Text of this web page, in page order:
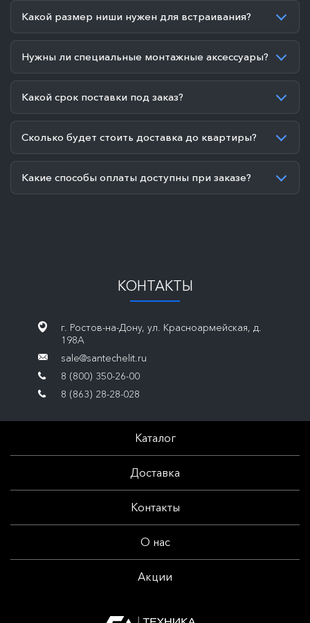
Какой размер ниши нужен для встраивания?
Нужны ли специальные монтажные аксессуары?
Какой срок поставки под заказ?
Сколько будет стоить доставка до квартиры?
Какие способы оплаты доступны при заказе?
КОНТАКТЫ
г. Ростов-на-Дону, ул. Красноармейская, д.
198А
sale@santechelit.ru
8 (800) 350-26-00
8 (863) 28-28-028
Каталог
Доставка
Контакты
О нас
Акции